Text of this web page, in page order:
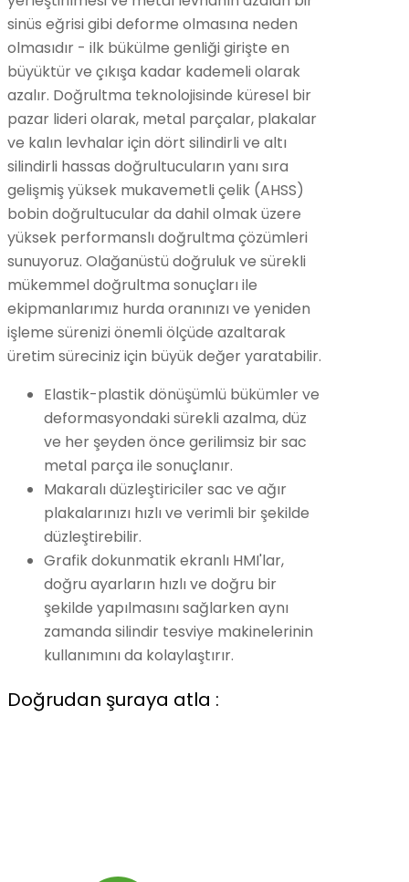
sinüs eğrisi gibi deforme olmasına neden
olmasıdır - ilk bükülme genliği girişte en
büyüktür ve çıkışa kadar kademeli olarak
azalır. Doğrultma teknolojisinde küresel bir
pazar lideri olarak, metal parçalar, plakalar
ve kalın levhalar için dört silindirli ve altı
silindirli hassas doğrultucuların yanı sıra
gelişmiş yüksek mukavemetli çelik (AHSS)
bobin doğrultucular da dahil olmak üzere
yüksek performanslı doğrultma çözümleri
sunuyoruz. Olağanüstü doğruluk ve sürekli
mükemmel doğrultma sonuçları ile
ekipmanlarımız hurda oranınızı ve yeniden
işleme sürenizi önemli ölçüde azaltarak
üretim süreciniz için büyük değer yaratabilir.
Elastik-plastik dönüşümlü bükümler ve
deformasyondaki sürekli azalma, düz
ve her şeyden önce gerilimsiz bir sac
metal parça ile sonuçlanır.
Makaralı düzleştiriciler sac ve ağır
plakalarınızı hızlı ve verimli bir şekilde
düzleştirebilir.
Grafik dokunmatik ekranlı HMI'lar,
doğru ayarların hızlı ve doğru bir
şekilde yapılmasını sağlarken aynı
zamanda silindir tesviye makinelerinin
kullanımını da kolaylaştırır.
Doğrudan şuraya atla :